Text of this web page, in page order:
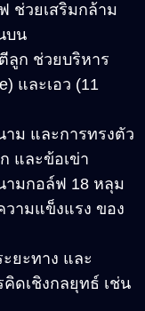
ช่วยเสริมกล้าม
บน
ลูก ช่วยบริหาร
และเอว (11
าม และการทรงตัว
และข้อเข่า
ามกอล์ฟ 18 หลุม
ามแข็งแรง ของ
ยะทาง และ
ดเชิงกลยุทธ์ เช่น